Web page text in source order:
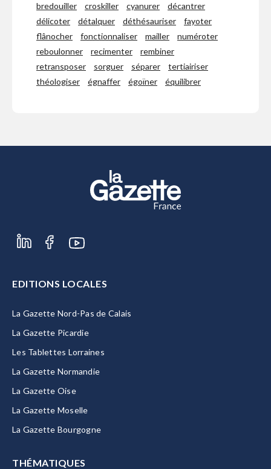
bredouiller
croskiller cyanurer
décantrer
délicoter
détalquer déthésauriser
fayoter
flânocher
fonctionnaliser mailler
numéroter
reboulonner
recimenter
rembiner
retransposer
sorguer séparer
tertiairiser
théologiser
égnaffer égoïner équilibrer
EDITIONS LOCALES
La Gazette Nord-Pas de Calais
La Gazette Picardie
Les Tablettes Lorraines
La Gazette Normandie
La Gazette Oise
La Gazette Moselle
La Gazette Bourgogne
THÉMATIQUES